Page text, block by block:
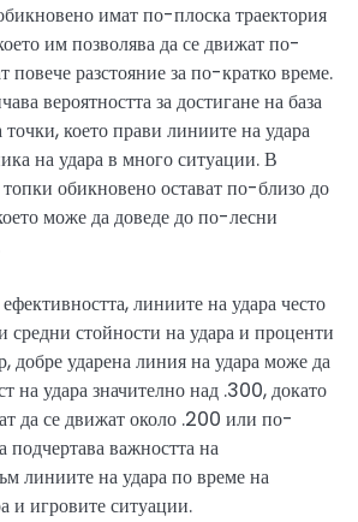
имат по-плоска траектория
им позволява да се движат по-
повече разстояние за по-кратко време.
вероятността за достигане на база
точки, което прави линиите на удара
на удара в много ситуации. В
топки обикновено остават по-близо до
може да доведе до по-лесни
линиите на удара често
средни стойности на удара и проценти
добре ударена линия на удара може да
на удара значително над .300, докато
да се движат около .200 или по-
подчертава важността на
линиите на удара по време на
и игровите ситуации.